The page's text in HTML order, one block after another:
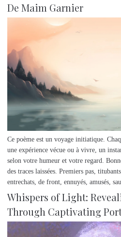
De Maim Garnier
Ce poème est un voyage initiatique.
une expérience vécue ou à vivre, un
selon votre humeur et votre regard.
des traces laissées. Premiers pas,
entrechats, de front, ennuyés, amusés,
Whispers of Light:
Through Captivating